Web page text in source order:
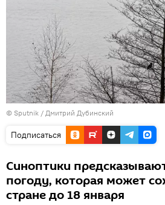
© Sputnik / Дмитрий Дубинский
Подписаться
Синоптики
погоду, которая может
стране до 18 января